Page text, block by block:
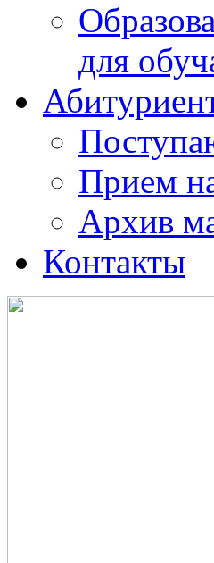
для
Прием
Архив
Контакты